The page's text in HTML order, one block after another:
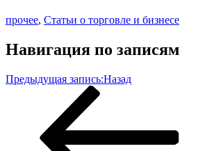
прочее, Статьи о торговле и бизнесе
Навигация по записям
Предыдущая запись:Назад